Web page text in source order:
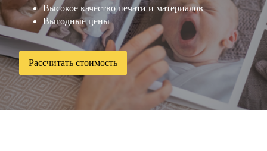
Высокое качество печати и материалов
Выгодные цены
Рассчитать стоимость